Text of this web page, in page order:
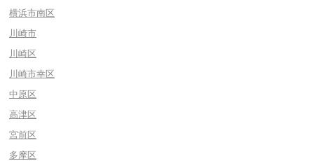
横浜市南区
川崎市
川崎区
川崎市幸区
中原区
高津区
宮前区
多摩区